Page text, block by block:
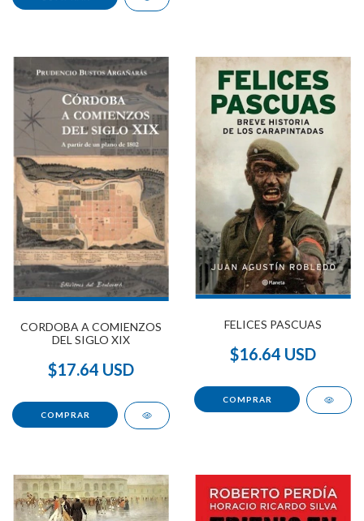
CORDOBA A COMIENZOS
DEL SIGLO XIX
$17.64 USD
FELICES PASCUAS
$16.64 USD